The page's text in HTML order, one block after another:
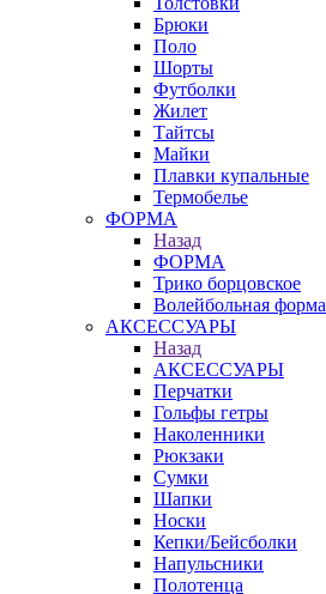
Брюки
Поло
Шорты
Футболки
Жилет
Тайтсы
Майки
Плавки купальные
Термобелье
ФОРМА
Назад
ФОРМА
Трико борцовское
Волейбольная форма
АКСЕССУАРЫ
Назад
АКСЕССУАРЫ
Перчатки
Гольфы гетры
Наколенники
Рюкзаки
Сумки
Шапки
Носки
Кепки/Бейсболки
Напульсники
Полотенца